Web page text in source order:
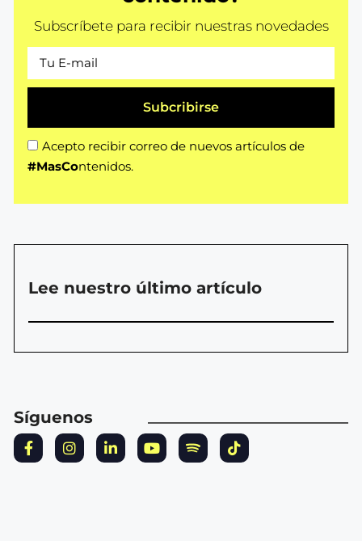
Subscríbete para recibir nuestras novedades
Acepto recibir correo de nuevos artículos de
#MasContenidos.
Subcribirse
Lee nuestro último artículo
Síguenos